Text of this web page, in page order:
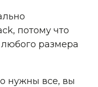
потому что
размера
нужны все, вы